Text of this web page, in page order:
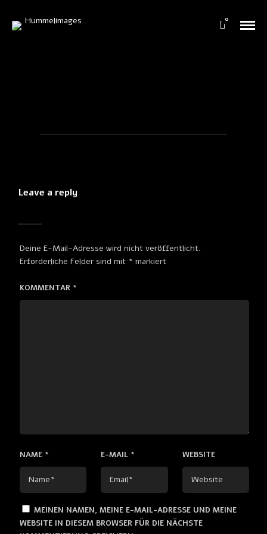
0
Leave a reply
Deine E-Mail-Adresse wird nicht veröffentlicht.
Erforderliche Felder sind mit * markiert
KOMMENTAR *
NAME * E-MAIL * WEBSITE
MEINEN NAMEN, MEINE E-MAIL-ADRESSE UND MEINE
WEBSITE IN DIESEM BROWSER FÜR DIE NÄCHSTE